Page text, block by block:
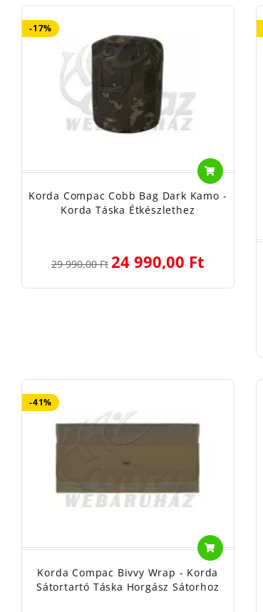
-17%
Korda Compac Cobb Bag Dark Kamo -
Korda Táska Étkészlethez
29 990,00 Ft 24 990,00 Ft
-41%
Korda Compac Bivvy Wrap - Korda
Sátortartó Táska Horgász Sátorhoz